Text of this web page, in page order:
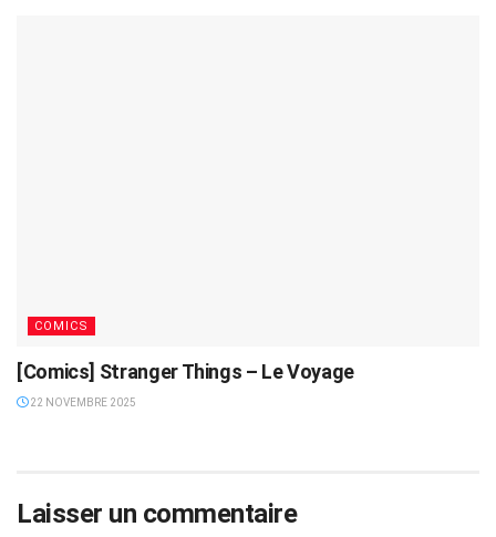
COMICS
[Comics] Stranger Things – Le Voyage
22 NOVEMBRE 2025
Laisser un commentaire